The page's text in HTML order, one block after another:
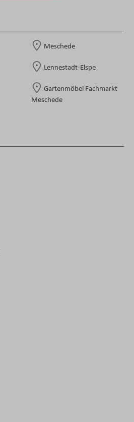
Meschede
Lennestadt-Elspe
Gartenmöbel Fachmarkt
Meschede